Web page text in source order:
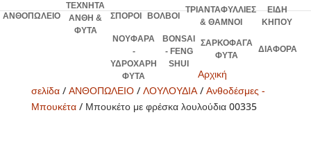
ΑΝΘΟΠΩΛΕΙΟ
ΤΕΧΝΗΤΑ
ΑΝΘΗ &
ΦΥΤΑ
ΣΠΟΡΟΙ ΒΟΛΒΟΙ
ΤΡΙΑΝΤΑΦΥΛΛΙΕΣ
& ΘΑΜΝΟΙ
ΕΙΔΗ
ΚΗΠΟΥ
ΝΟΥΦΑΡΑ
-
ΥΔΡΟΧΑΡΗ
ΦΥΤΑ
BONSAI
- FENG
SHUI
ΣΑΡΚΟΦΑΓΑ
ΦΥΤΑ
ΔΙΑΦΟΡΑ
Αρχική
σελίδα/ ΑΝΘΟΠΩΛΕΙΟ/ ΛΟΥΛΟΥΔΙΑ/ Ανθοδέσμες -
Μπουκέτα/ Μπουκέτο με φρέσκα λουλούδια 00335